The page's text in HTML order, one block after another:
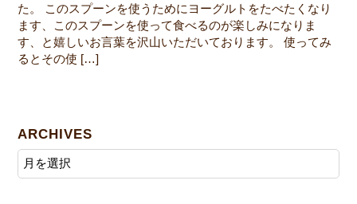
た。 このスプーンを使うためにヨーグルトをたべたくなり
ます、このスプーンを使って食べるのが楽しみになりま
す、と嬉しいお言葉を沢山いただいております。 使ってみ
るとその使 […]
ARCHIVES